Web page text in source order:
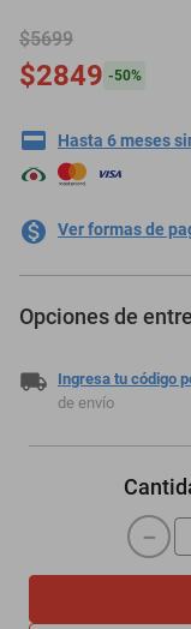
$5699
$2849 -50%
Hasta 6 meses
Ver formas de
Opciones de
Ingresa tu código
de envío
－